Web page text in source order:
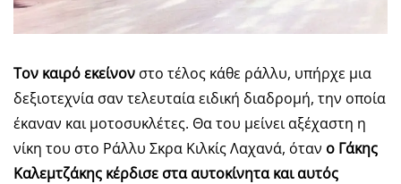
Τον καιρό εκείνον στο τέλος κάθε ράλλυ, υπήρχε μια
δεξιοτεχνία σαν τελευταία ειδική διαδρομή, την οποία
έκαναν και μοτοσυκλέτες. Θα του μείνει αξέχαστη η
νίκη του στο Ράλλυ Σκρα Κιλκίς Λαχανά, όταν ο Γάκης
Καλεμτζάκης κέρδισε στα αυτοκίνητα και αυτός